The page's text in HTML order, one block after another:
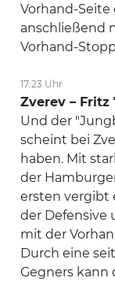
Vorhand-
anschließend
Vorhand-
17:23 Uhr
Zverev – Fritz
Und der
scheint bei
haben. Mit
der
ersten vergibt
der Defensive
mit der
Durch eine
Gegners kann